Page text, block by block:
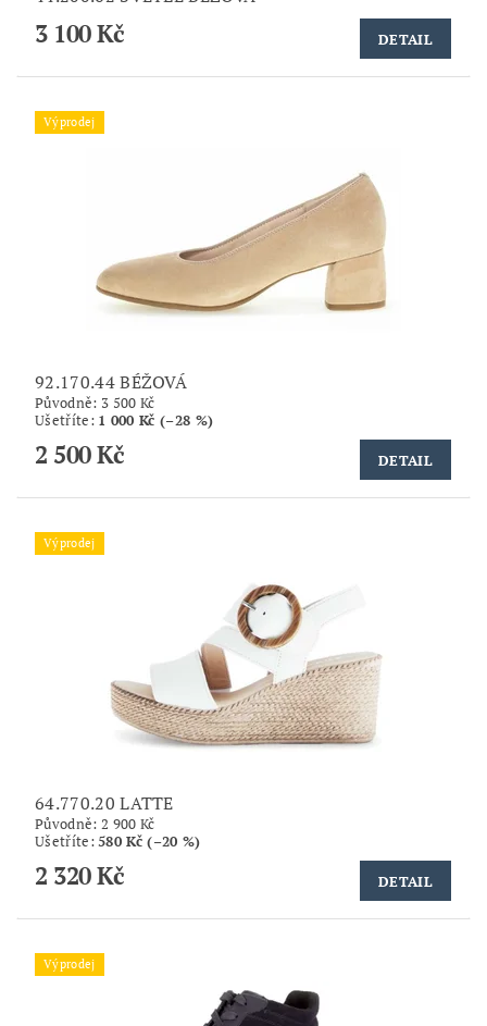
3 100 Kč DETAIL
Výprodej
92.170.44 BÉŽOVÁ
Původně: 3 500 Kč
Ušetříte: 1 000 Kč (–28 %)
2 500 Kč DETAIL
Výprodej
64.770.20 LATTE
Původně: 2 900 Kč
Ušetříte:580 Kč (–20 %)
2 320 Kč DETAIL
Výprodej